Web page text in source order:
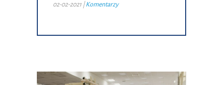
02-02-2021 |Komentarzy